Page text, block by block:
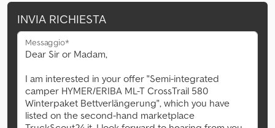
INVIA RICHIESTA
Messaggio*